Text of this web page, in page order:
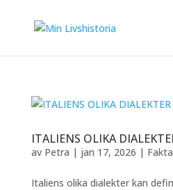
ITALIENS OLIKA
av Petra | jan 17, 2026 | Fakta
Italiens olika dialekter kan